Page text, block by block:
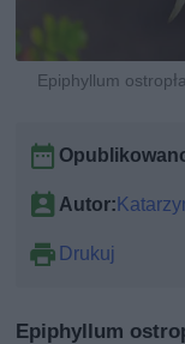
Epiphyllum
Autor:
Drukuj
Epiphyllum